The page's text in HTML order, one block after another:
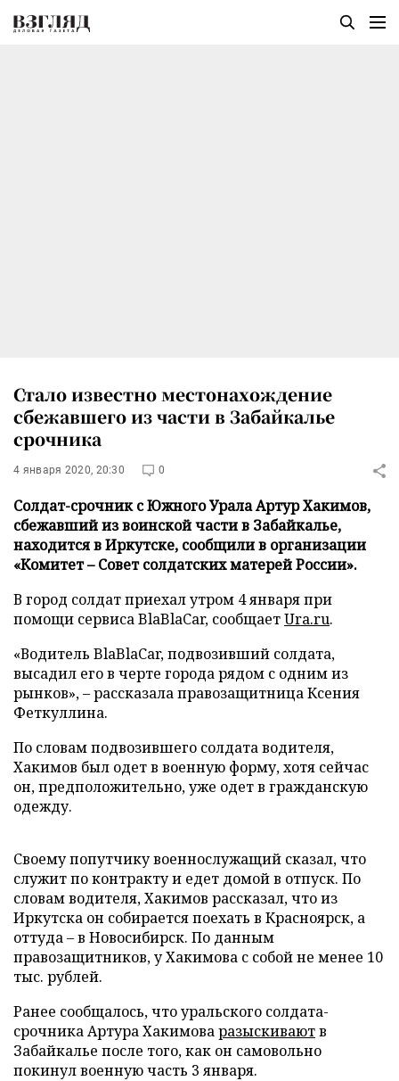
Стало известно местонахождение
сбежавшего из части в Забайкалье
срочника
4 января 2020, 20:30 0
Солдат-срочник с Южного Урала Артур Хакимов,
сбежавший из воинской части в Забайкалье,
находится в Иркутске, сообщили в организации
«Комитет – Совет солдатских матерей России».
В город солдат приехал утром 4 января при
помощи сервиса BlaBlaCar, сообщаетUra.ru.
«Водитель BlaBlaCar, подвозивший солдата,
высадил его в черте города рядом с одним из
рынков», – рассказала правозащитница Ксения
Феткуллина.
По словам подвозившего солдата водителя,
Хакимов был одет в военную форму, хотя сейчас
он, предположительно, уже одет в гражданскую
одежду.
Своему попутчику военнослужащий сказал, что
служит по контракту и едет домой в отпуск. По
словам водителя, Хакимов рассказал, что из
Иркутска он собирается поехать в Красноярск, а
оттуда – в Новосибирск. По данным
правозащитников, у Хакимова с собой не менее 10
тыс. рублей.
Ранее сообщалось, что уральского солдата-
срочника Артура Хакимоваразыскиваютв
Забайкалье после того, как он самовольно
покинул военную часть 3 января.